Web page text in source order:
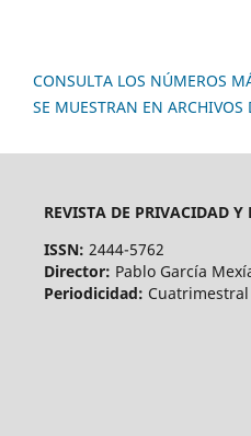
CONSULTA LOS NÚMEROS
SE MUESTRAN EN ARCHIVOS
REVISTA DE PRIVACIDAD Y
ISSN: 2444-5762
Director: Pablo García
Periodicidad: Cuatrimestral